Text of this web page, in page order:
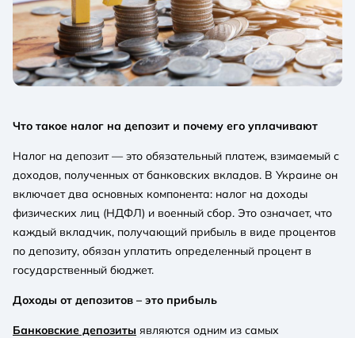
Что такое налог на депозит и почему его уплачивают
Налог на депозит — это обязательный платеж, взимаемый с
доходов, полученных от банковских вкладов. В Украине он
включает два основных компонента: налог на доходы
физических лиц (НДФЛ) и военный сбор. Это означает, что
каждый вкладчик, получающий прибыль в виде процентов
по депозиту, обязан уплатить определенный процент в
государственный бюджет.
Доходы от депозитов – это прибыль
Банковские депозиты являются одним из самых